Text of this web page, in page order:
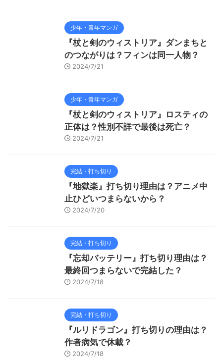
少年・青年マンガ
『杖と剣のウィストリア』ダンまちと
のつながりは？フィンは同一人物？
2024/7/21
少年・青年マンガ
『杖と剣のウィストリア』ロスティの
正体は？性別不詳で最後は死亡？
2024/7/21
完結・打ち切り
『地獄楽』打ち切り理由は？アニメ中
止ひどいつまらないから？
2024/7/20
完結・打ち切り
『忘却バッテリー』打ち切り理由は？
最終回つまらないで完結した？
2024/7/18
完結・打ち切り
『ルリドラゴン』打ち切りの理由は？
作者病気で休載？
2024/7/18